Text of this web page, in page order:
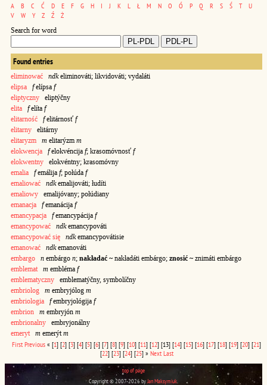
A B C Ć D E F G H I J K L Ł M N O Ó P Q R S Ś T
U
V
W Y Z Ź Ż
Search for word
Found entries
eliminować ndkeliminováti; likvidováti; vydaláti
elipsa
felípsa f
eliptyczny eliptýčny
elita
felíta f
elitarność
felitárnosť f
elitarny elitárny
elitaryzm
m elitarýzm m
elokwencja
felokvéncija f; krasomóvnosť f
elokwentny elokvéntny; krasomóvny
emalia
femálija f; połúda f
emaliować
ndkemalijováti; łudíti
emaliowy emalijóvany; połúdiany
emanacja
femanácija f
emancypacja
femancypácija f
emancypować
ndkemancypováti
emancypować się
ndkemancypovátisie
emanować
ndkemanováti
embargo
n embárgo n; nakładać ~ nakładáti embárgo; znosić ~ znimáti embárgo
emblemat
m embléma f
emblematyczny emblematýčny, symbolíčny
embriolog
m embryjólog m
embriologia
fembryjológija f
embrion
m embryjón m
embrionalny embryjonálny
emeryt
m emerýt m
First Previous « [1] [2] [3] [4] [5] [6] [7] [8] [9] [10] [11] [12] [13] [14] [15] [16] [17] [18] [19] [20] [21]
[22] [23] [24] [25]» Next Last
top of page
Copyright © 2007-2026 byJan Maksymiuk.